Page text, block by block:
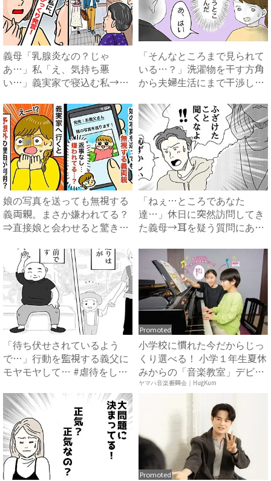
義母「乳腺炎なの？じゃ
あ…」私「え、気持ち悪
い…」義実家で寝込む私→思
「そんなところまで見られて
いる…？」洗濯物を干す方角
から夫婦生活にまで干渉して
娘の写真を送っても無視する
義両親。まさか嫌われてる？
⇒直接娘と会わせると驚きの
「ねぇ…ところであなた
達…」休日に突然訪問してき
た義母→耳を疑う質問にあ
「待ち伏せされているよう
で…」行動を監視する義父に
モヤモヤして… #虐待をして
Promoted
小学校に慣れた今だからじっ
くり選べる！ 小学１年生夏休
みからの「音楽教室」デビ
ュ...
ヤマハ音楽振興会｜HugKum
Promoted